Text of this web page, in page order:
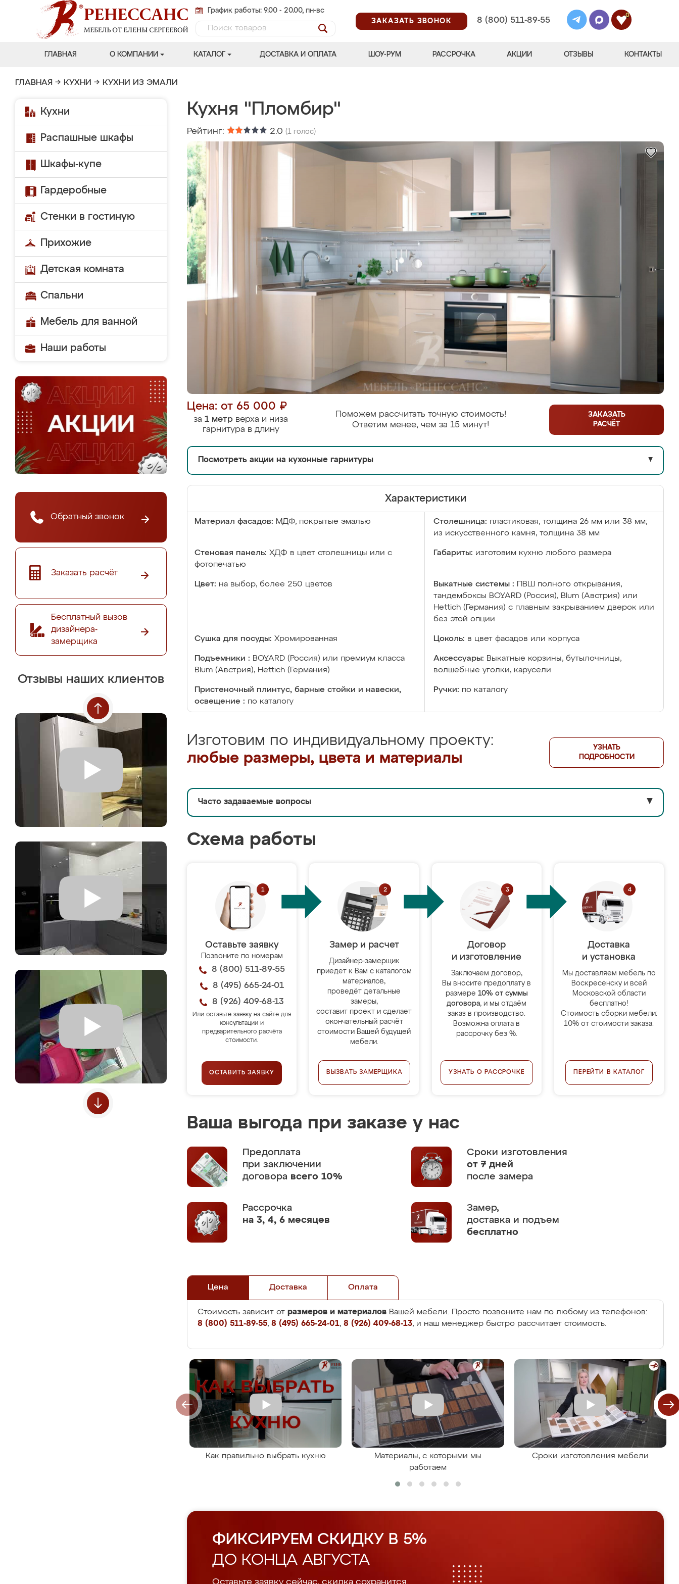
График работы: 9.00 - 20.00, пн-вс
ЗАКАЗАТЬ ЗВОНОК
8 (800) 511-89-55
0
ГЛАВНАЯ О КОМПАНИИ КАТАЛОГ ДОСТАВКА И ОПЛАТА ШОУ-РУМ РАССРОЧКА АКЦИИ ОТЗЫВЫ КОНТАКТЫ
ГЛАВНАЯ → КУХНИ → КУХНИ ИЗ ЭМАЛИ
Кухни
Распашные шкафы
Шкафы-купе
Гардеробные
Стенки в гостиную
Прихожие
Детская комната
Спальни
Мебель для ванной
Наши работы
Обратный звонок
Заказать расчёт
Бесплатный вызов
дизайнера-
замерщика
Отзывы наших клиентов
Кухня "Пломбир"
Рейтинг: 2.0 (1 голос)
Цена: от 65 000 ₽
за 1 метр верха и низа
гарнитура в длину
Поможем рассчитать точную стоимость!
Ответим менее, чем за 15 минут!
ЗАКАЗАТЬ
РАСЧЁТ
Посмотреть акции на кухонные гарнитуры ▼
Характеристики
Материал фасадов: МДФ, покрытые эмалью Столешница: пластиковая, толщина 26 мм или 38 мм;
из искусственного камня, толщина 38 мм
Стеновая панель: ХДФ в цвет столешницы или с
фотопечатью
Габариты: изготовим кухню любого размера
Цвет: на выбор, более 250 цветов Выкатные системы :
ПВШ полного открывания,
тандембоксы BOYARD (Россия), Blum (Австрия) или
Hettich (Германия) с плавным закрыванием дверок или
без этой опции
Сушка для посуды: Хромированная Цоколь: в цвет фасадов или корпуса
Подъемники : BOYARD (Россия) или премиум класса
Blum (Австрия), Hettich (Германия)
Аксессуары: Выкатные корзины, бутылочницы,
волшебные уголки, карусели
Пристеночный плинтус, барные стойки и навески,
освещение : по каталогу
Ручки: по каталогу
Изготовим по индивидуальному проекту:
любые размеры, цвета и материалы
УЗНАТЬ
ПОДРОБНОСТИ
Часто задаваемые вопросы ▼
Схема работы
Оставьте заявку
Позвоните по номерам
8 (800) 511-89-55
8 (495) 665-24-01
8 (926) 409-68-13
Или оставьте заявку на сайте для
консультации и
предварительного расчёта
стоимости.
ОСТАВИТЬ ЗАЯВКУ
Замер и расчет
Дизайнер-замерщик
приедет к Вам с каталогом
материалов,
проведёт детальные
замеры,
составит проект и сделает
окончательный расчёт
стоимости Вашей будущей
мебели.
ВЫЗВАТЬ ЗАМЕРЩИКА
Договор
и изготовление
Заключаем договор,
Вы вносите предоплату в
размере 10% от суммы
договора, и мы отдаём
заказ в производство.
Возможна оплата в
рассрочку без %.
УЗНАТЬ О РАССРОЧКЕ
Доставка
и установка
Мы доставляем мебель по
Воскресенску и всей
Московской области
бесплатно!
Стоимость сборки мебели:
10% от стоимости заказа.
ПЕРЕЙТИ В КАТАЛОГ
Ваша выгода при заказе у нас
Предоплата
при заключении
договора всего 10%
Сроки изготовления
от 7 дней
после замера
Рассрочка
на 3, 4, 6 месяцев
Замер,
доставка и подъем
бесплатно
Цена Доставка Оплата
Стоимость зависит от размеров и материалов Вашей мебели. Просто позвоните нам по любому из телефонов:
8 (800) 511-89-55, 8 (495) 665-24-01, 8 (926) 409-68-13, и наш менеджер быстро рассчитает стоимость.
Как правильно выбрать кухню
Материалы, с которыми мы
работаем
Сроки изготовления мебели
ФИКСИРУЕМ СКИДКУ В 5%
ДО КОНЦА АВГУСТА
Оставьте заявку сейчас, скидка сохранится.